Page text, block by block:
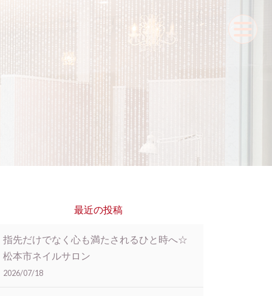
最近の投稿
指先だけでなく心も満たされるひと時へ☆
松本市ネイルサロン
2026/07/18